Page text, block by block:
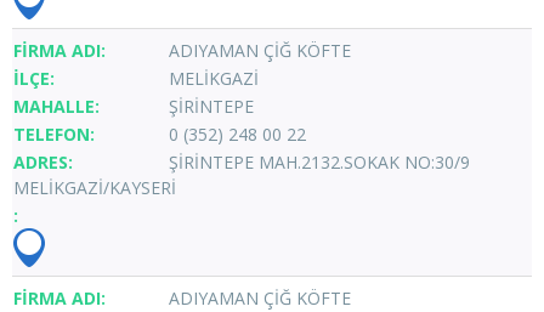
ADIYAMAN ÇİĞ KÖFTE
MELİKGAZİ
ŞİRİNTEPE
0 (352) 248 00 22
ŞİRİNTEPE MAH.2132.SOKAK NO:30/9
MELİKGAZİ/KAYSERİ
ADIYAMAN ÇİĞ KÖFTE